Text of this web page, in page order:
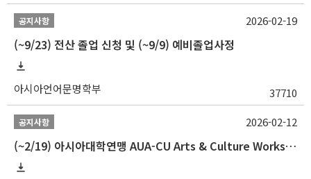
공지사항
(~9/23) 전산 졸업 신청 및 (~9/9) 예비졸업사정
아시아언어문명학부 37710
2026-02-19
공지사항
(~2/19) 아시아대학연맹 AUA-CU Arts & Culture Workshop Camp 2026 참가자 선발 안내
2026-02-12